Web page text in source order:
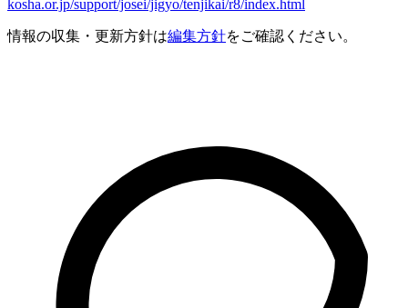
kosha.or.jp/support/josei/jigyo/tenjikai/r8/index.html
情報の収集・更新方針は編集方針をご確認ください。